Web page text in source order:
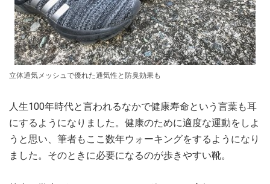
立体通気メッシュで優れた通気性と防臭効果も
人生100年時代と言われるなかで健康寿命という言葉も耳
にするようになりました。健康のために適度な運動をしよ
うと思い、筆者もここ数年ウォーキングをするようになり
ました。そのときに必要になるのが歩きやすい靴。